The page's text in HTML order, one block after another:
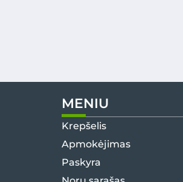
MENIU
Krepšelis
Apmokėjimas
Paskyra